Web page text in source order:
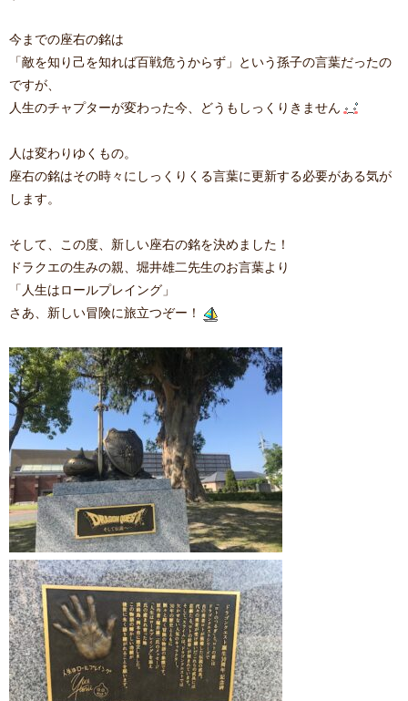
今までの座右の銘は
「敵を知り己を知れば百戦危うからず」という孫子の言葉だったの
ですが、
人生のチャプターが変わった今、どうもしっくりきません
人は変わりゆくもの。
座右の銘はその時々にしっくりくる言葉に更新する必要がある気が
します。
そして、この度、新しい座右の銘を決めました！
ドラクエの生みの親、堀井雄二先生のお言葉より
「人生はロールプレイング」
さあ、新しい冒険に旅立つぞー！